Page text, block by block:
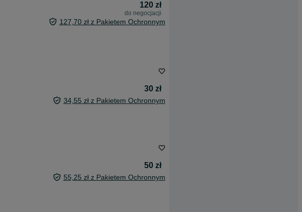
120 zł
do negocjacji
127,70 zł z Pakietem Ochronnym
30 zł
34,55 zł z Pakietem Ochronnym
50 zł
55,25 zł z Pakietem Ochronnym